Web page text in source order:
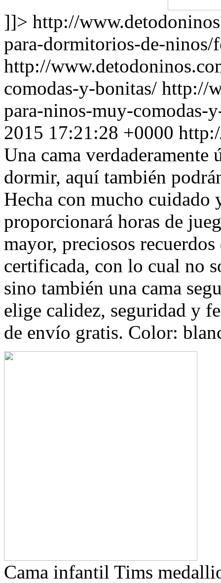
]]> http://
para-dormitorios-de-ninos/
http://
comodas-y-bonitas/ http://
para-ninos-muy-comodas-
2015 17:21:28 +0000
Una cama verdaderamente
dormir, aquí también
Hecha con mucho cuidado
proporcionará horas de
mayor, preciosos
certificada, con lo cual no
sino también una cama
elige calidez, seguridad y
de envío gratis. Color:
Cama infantil Tims